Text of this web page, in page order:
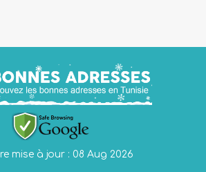
mise à jour : 08 Aug 2026